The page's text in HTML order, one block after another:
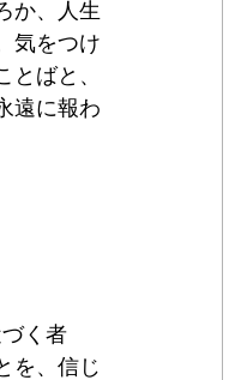
か、人生
気をつけ
ばと、
遠に報わ
く者
を、信じ